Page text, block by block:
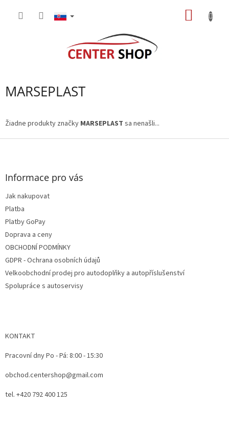
MARSEPLAST
Žiadne produkty značky MARSEPLAST sa nenašli...
Z
Informace pro vás
Jak nakupovat
Platba
Platby GoPay
Doprava a ceny
OBCHODNÍ PODMÍNKY
GDPR - Ochrana osobních údajů
Velkoobchodní prodej pro autodoplňky a autopříslušenství
Spolupráce s autoservisy
KONTAKT
Pracovní dny Po - Pá: 8:00 - 15:30
obchod.centershop@gmail.com
tel. +420 792 400 125